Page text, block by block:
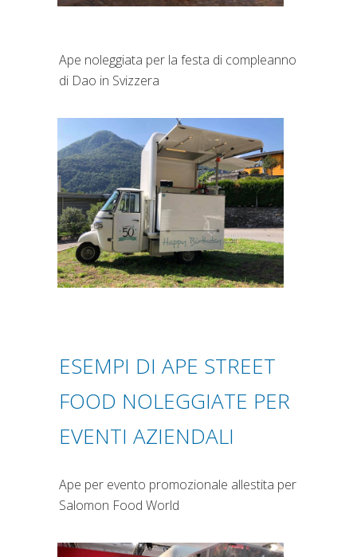
Ape noleggiata per la festa di compleanno
di Dao in Svizzera
ESEMPI DI APE STREET
FOOD NOLEGGIATE PER
EVENTI AZIENDALI
Ape per evento promozionale allestita per
Salomon Food World